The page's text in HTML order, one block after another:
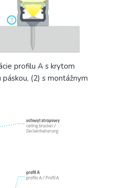
profilu A s krytom
(2) s montážnym